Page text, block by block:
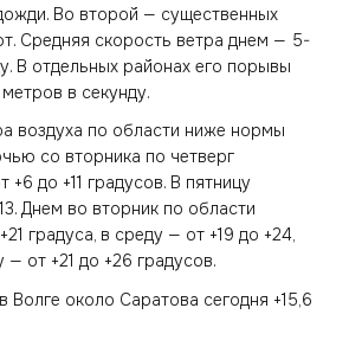
Во второй — существенных
Средняя скорость ветра днем — 5-
В отдельных районах его порывы
в секунду.
воздуха по области ниже нормы
со вторника по четверг
+6 до +11 градусов. В пятницу
Днем во вторник по области
градуса, в среду — от +19 до +24,
— от +21 до +26 градусов.
Волге около Саратова сегодня +15,6